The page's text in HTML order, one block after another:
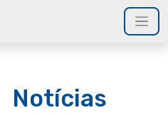
Notícias